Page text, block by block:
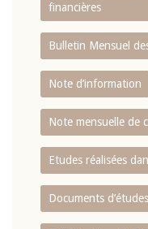
financières
Bulletin Mensuel
Note d’information
Note mensuelle de
Etudes réalisées
Documents